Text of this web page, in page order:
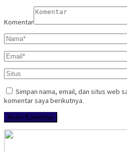
Komentar
Simpan nama, email, dan situs web
komentar saya berikutnya.